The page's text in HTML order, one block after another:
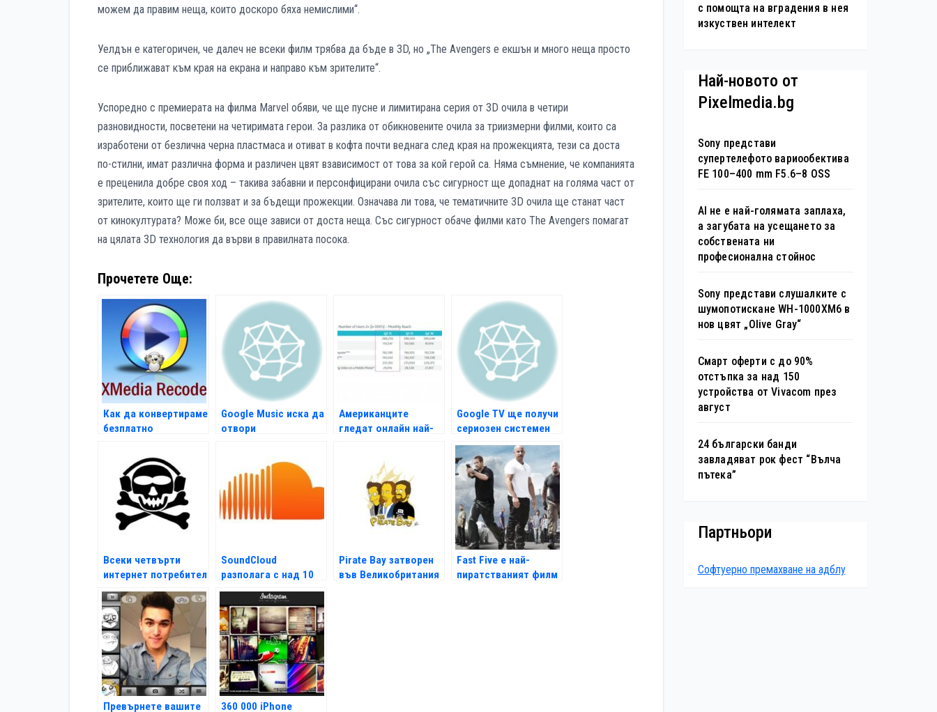
можем да правим неща, които доскоро бяха немислими“.
Уелдън е категоричен, че далеч не всеки филм трябва да бъде в 3D, но „The Avengers е екшън и много неща просто
се приближават към края на екрана и направо към зрителите“.
Успоредно с премиерата на филма Marvel обяви, че ще пусне и лимитирана серия от 3D очила в четири
разновидности, посветени на четиримата герои. За разлика от обикновените очила за триизмерни филми, които са
изработени от безлична черна пластмаса и отиват в кофта почти веднага след края на прожекцията, тези са доста
по-стилни, имат различна форма и различен цвят взависимост от това за кой герой са. Няма съмнение, че компанията
е преценила добре своя ход – такива забавни и персонфицирани очила със сигурност ще допаднат на голяма част от
зрителите, които ще ги ползват и за бъдещи прожекции. Означава ли това, че тематичните 3D очила ще станат част
от кинокултурата? Може би, все още зависи от доста неща. Със сигурност обаче филми като The Avеngers помагат
на цялата 3D технология да върви в правилната посока.
Прочетете Още:
Как да конвертираме
безплатно
файлове
Google Music иска да
отвори
Американците
гледат онлайн най-
Google TV ще получи
сериозен системен
ъпгрейд
Всеки четвърти
интернет потребител
е музикален пират
SoundCloud
разполага с над 10
млн. потребители
Pirate Bay затворен
във Великобритания
Fast Five е най-
пиратстваният филм
Превърнете вашите 360 000 iPhone
с помощта на вградения в нея
изкуствен интелект
Най-новото от
Pixelmedia.bg
Sony представи
супертелефото вариообектива
FE 100–400 mm F5.6–8 OSS
AI не е най-голямата заплаха,
а загубата на усещането за
собствената ни
професионална стойнос
Sony представи слушалките с
шумопотискане WH-1000XM6 в
нов цвят „Olive Gray“
Смарт оферти с до 90%
отстъпка за над 150
устройства от Vivacom през
август
24 български банди
завладяват рок фест “Вълча
пътека”
Партньори
Софтуерно премахване на адблу